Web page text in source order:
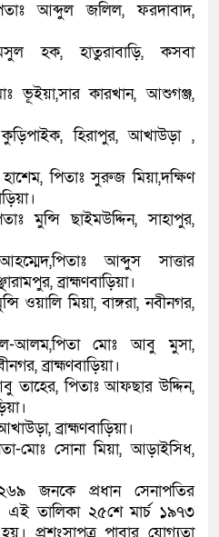
আব্দুল জলিল, ফরদাবাদ,
হক, হাতুরাবাড়ি, কসবা
ভূইয়া,সার কারখান, আশুগঞ্জ,
হিরাপুর, আখাউড়া ,
পিতাঃ সুরুজ মিয়া,দক্ষিণ
মুন্সি ছাইমউদ্দিন, সাহাপুর,
আব্দুস সাত্তার
ব্রাহ্মণবাড়িয়া।
ওয়ালি মিয়া, বাঙ্গরা, নবীনগর,
আলম,পিতা মোঃ আবু মুসা,
ব্রাহ্মণবাড়িয়া।
তাহের, পিতাঃ আফছার উদ্দিন,
ব্রাহ্মণবাড়িয়া।
মোঃ সোনা মিয়া, আড়াইসিধ,
জনকে প্রধান সেনাপতির
এই তালিকা ২৫শে মার্চ ১৯৭৩